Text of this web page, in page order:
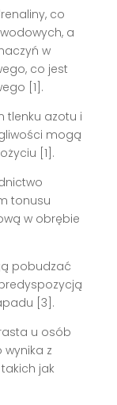
co
a
w
co jest
[1].
tlenku azotu i
mogą
[1].
tonusu
w obrębie
pobudzać
[3].
u osób
z
jak